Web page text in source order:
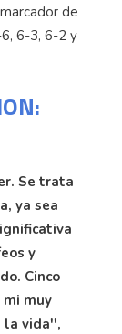
de
6-3, 6-2 y
Se trata
ya sea
y
Cinco
muy
la vida'',